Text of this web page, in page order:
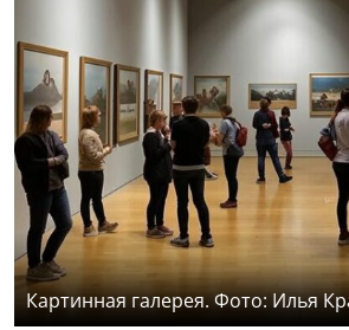
Картинная галерея. Фото: Илья